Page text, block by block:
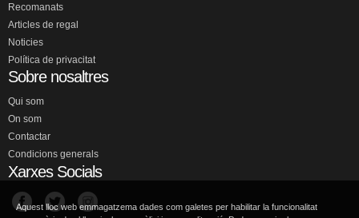
Recomanats
Articles de regal
Noticies
Política de privacitat
Sobre nosaltres
Qui som
On som
Contactar
Condicions generals
Xarxes Socials
Aquest lloc web emmagatzema dades com galetes per habilitar la funcionalitat